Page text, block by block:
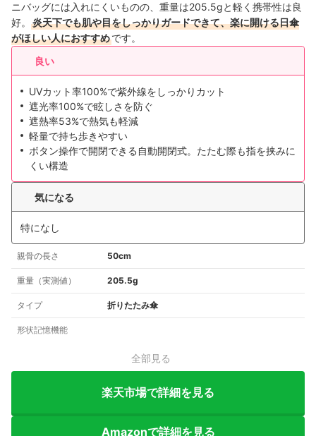
ニバッグには入れにくいものの、重量は205.5gと軽く携帯性は良
好。
炎天下でも肌や目をしっかりガードできて、楽に開ける日傘
がほしい人におすすめです。
良い
UVカット率100%で紫外線をしっかりカット
遮光率100%で眩しさを防ぐ
遮熱率53%で熱気も軽減
軽量で持ち歩きやすい
ボタン操作で開閉できる自動開閉式。たたむ際も指を挟みに
くい構造
気になる
特になし
親骨の長さ 50cm
重量（実測値） 205.5g
タイプ 折りたたみ傘
形状記憶機能
全部見る
楽天市場で詳細を見る
Amazonで詳細を見る